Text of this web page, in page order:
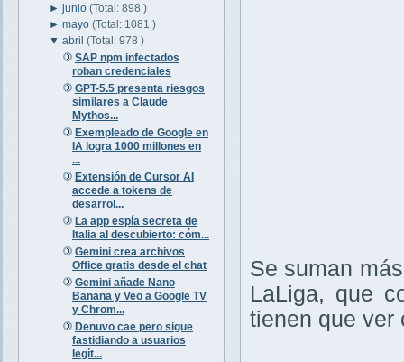
►junio(Total: 898 )
►mayo(Total: 1081 )
▼abril(Total: 978 )
SAP npm infectados
roban credenciales
GPT-5.5 presenta riesgos
similares a Claude
Mythos...
Exempleado de Google en
IA logra 1000 millones en
...
Extensión de Cursor AI
accede a tokens de
desarrol...
La app espía secreta de
Italia al descubierto: cóm...
Gemini crea archivos
Office gratis desde el chat
Gemini añade Nano
Banana y Veo a Google TV
y Chrom...
Denuvo cae pero sigue
fastidiando a usuarios
legít...
Se suman
LaLiga, que
tienen que ver